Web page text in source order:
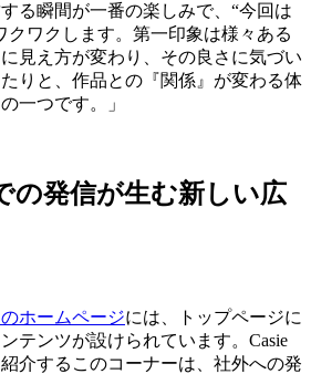
る瞬間が一番の楽しみで、“今回は
クワクします。第一印象は様々ある
見え方が変わり、その良さに気づい
りと、作品との『関係』が変わる体
一つです。」
の発信が生む新しい広
ホームページには、トップページに
テンツが設けられています。Casie
介するこのコーナーは、社外への発